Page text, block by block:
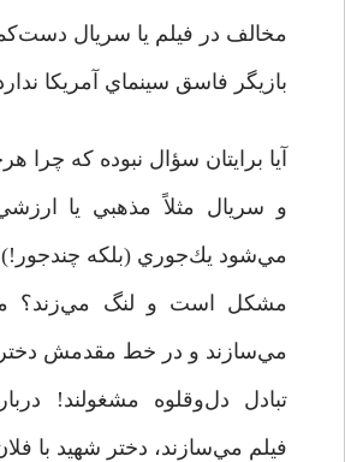
مخالف در فيلم يا سريال
بازيگر فاسق سينماي آمريكا
آيا برايتان سؤال نبوده كه چرا
و سريال مثلاً مذهبي يا
مي‌شود يك‌جوري (بلكه چند‌جور!)
مشكل است و لنگ مي‌زند؟
مي‌سازند و در خط مقدمش
تبادل دل‌و‌قلوه مشغولند!
فيلم مي‌سازند، دختر شهيد با